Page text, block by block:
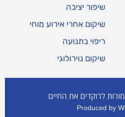
שיפור יציבה
שיקום אחרי אירוע מוחי
ריפוי בתנועה
שיקום נוירולוגי
לרוקדים את החיים
Produced by